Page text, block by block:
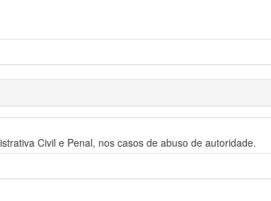
Civil e Penal, nos casos de abuso de autoridade.